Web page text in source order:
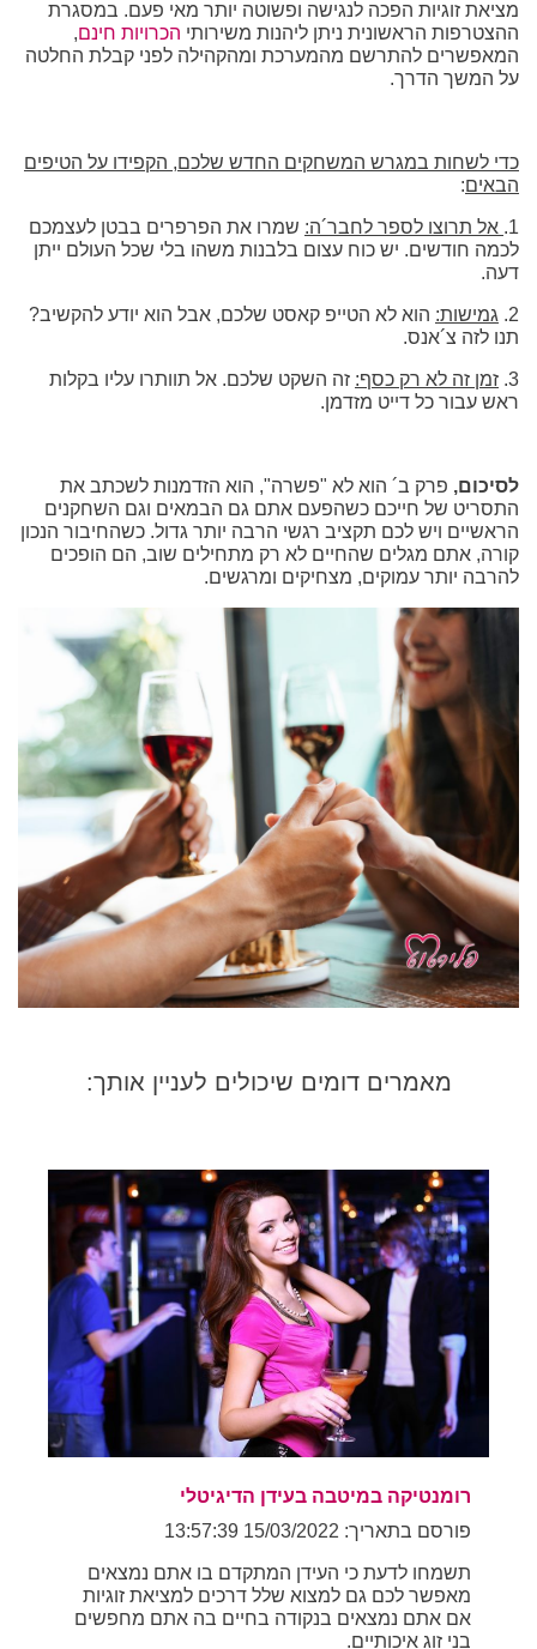
מציאת זוגיות הפכה לנגישה ופשוטה יותר מאי פעם. במסגרת
ההצטרפות הראשונית ניתן ליהנות משירותי הכרויות חינם,
המאפשרים להתרשם מהמערכת ומהקהילה לפני קבלת החלטה
על המשך הדרך.
כדי לשחות במגרש המשחקים החדש שלכם, הקפידו על הטיפים
הבאים:
1. אל תרוצו לספר לחבר´ה: שמרו את הפרפרים בבטן לעצמכם
לכמה חודשים. יש כוח עצום בלבנות משהו בלי שכל העולם ייתן
דעה.
2. גמישות: הוא לא הטייפ קאסט שלכם, אבל הוא יודע להקשיב?
תנו לזה צ´אנס.
3. זמן זה לא רק כסף: זה השקט שלכם. אל תוותרו עליו בקלות
ראש עבור כל דייט מזדמן.
לסיכום, פרק ב´ הוא לא "פשרה", הוא הזדמנות לשכתב את
התסריט של חייכם כשהפעם אתם גם הבמאים וגם השחקנים
הראשיים ויש לכם תקציב רגשי הרבה יותר גדול. כשהחיבור הנכון
קורה, אתם מגלים שהחיים לא רק מתחילים שוב, הם הופכים
להרבה יותר עמוקים, מצחיקים ומרגשים.
מאמרים דומים שיכולים לעניין אותך:
רומנטיקה במיטבה בעידן הדיגיטלי
פורסם בתאריך: 15/03/2022 13:57:39
תשמחו לדעת כי העידן המתקדם בו אתם נמצאים
מאפשר לכם גם למצוא שלל דרכים למציאת זוגיות
אם אתם נמצאים בנקודה בחיים בה אתם מחפשים
בני זוג איכותיים.